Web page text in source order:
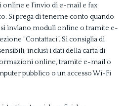
e l’invio di e-mail e fax
Si prega di tenerne conto quando
inviano moduli online o tramite e-
“Contattaci”. Si consiglia di
inclusi i dati della carta di
online, tramite e-mail o
pubblico o un accesso Wi-Fi